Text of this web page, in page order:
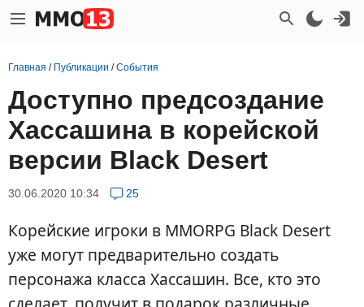
Главная / Публикации /События
Доступно предсоздание
Хассашина в корейской
версии Black Desert
30.06.2020 10:34 25
Корейские игроки в MMORPG Black Desert
уже могут предварительно создать
персонажа класса Хассашин. Все, кто это